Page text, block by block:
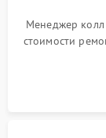
Менеджер колл
стоимости